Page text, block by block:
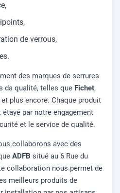
de verrous,
des marques de serrures
da qualité, telles que Fichet,
et plus encore. Chaque produit
par notre engagement
et le service de qualité.
collaborons avec des
ADFB situé au 6 Rue du
collaboration nous permet de
meilleurs produits de